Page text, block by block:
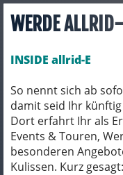
WERDE
INSIDE allrid-E
So nennt sich ab
damit seid Ihr
Dort erfahrt Ihr als
Events & Touren,
besonderen
Kulissen. Kurz
Toggle navigation